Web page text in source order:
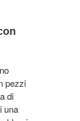
pezzi
di
una